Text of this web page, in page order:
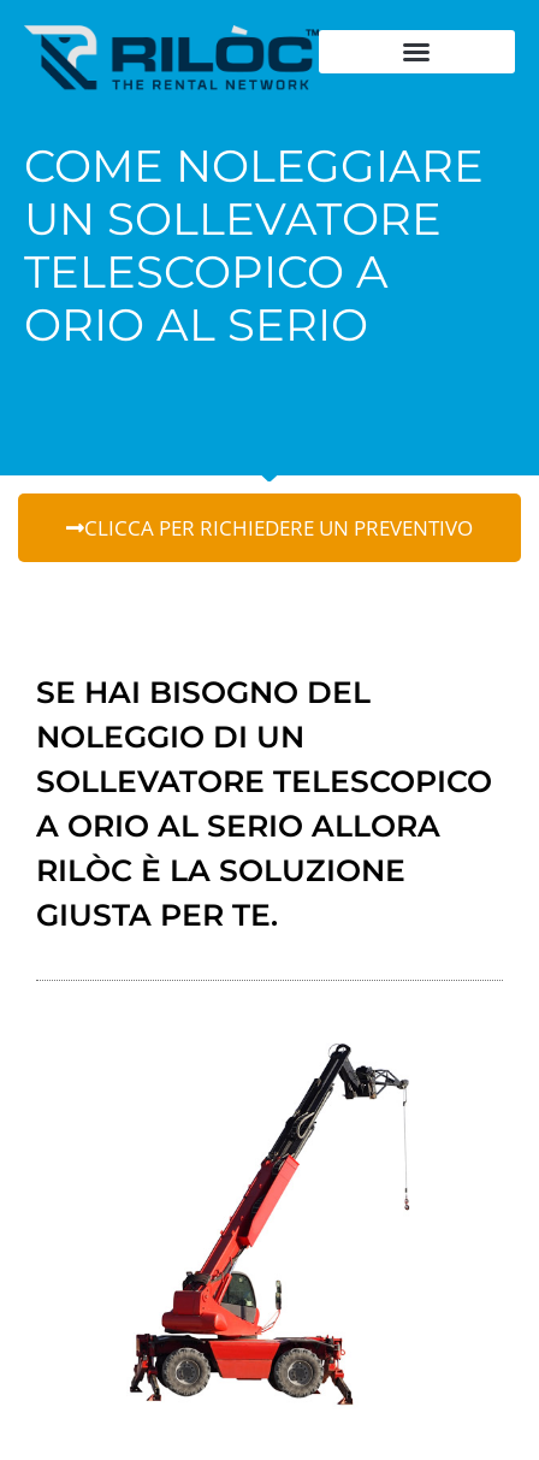
COME NOLEGGIARE
UN SOLLEVATORE
TELESCOPICO A
ORIO AL SERIO
CLICCA PER RICHIEDERE UN PREVENTIVO
SE HAI BISOGNO DEL
NOLEGGIO DI UN
SOLLEVATORE TELESCOPICO
A ORIO AL SERIO ALLORA
RILÒC È LA SOLUZIONE
GIUSTA PER TE.